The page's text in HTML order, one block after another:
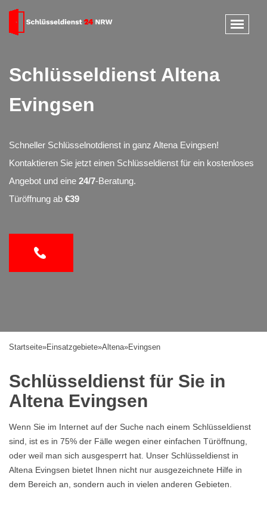
Schlüsseldienst Altena
Evingsen
Schneller Schlüsselnotdienst in ganz Altena Evingsen!
Kontaktieren Sie jetzt einen Schlüsseldienst für ein kostenloses
Angebot und eine 24/7-Beratung.
Türöffnung ab €39
Startseite»Einsatzgebiete»Altena»Evingsen
Schlüsseldienst für Sie in
Altena Evingsen
Wenn Sie im Internet auf der Suche nach einem Schlüsseldienst
sind, ist es in 75% der Fälle wegen einer einfachen Türöffnung,
oder weil man sich ausgesperrt hat. Unser Schlüsseldienst in
Altena Evingsen bietet Ihnen nicht nur ausgezeichnete Hilfe in
dem Bereich an, sondern auch in vielen anderen Gebieten.